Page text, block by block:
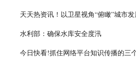
天天热资讯！以卫星视角“俯瞰”城市
水利部：确保水库安全度汛
今日快看!抓住网络平台知识传播的三